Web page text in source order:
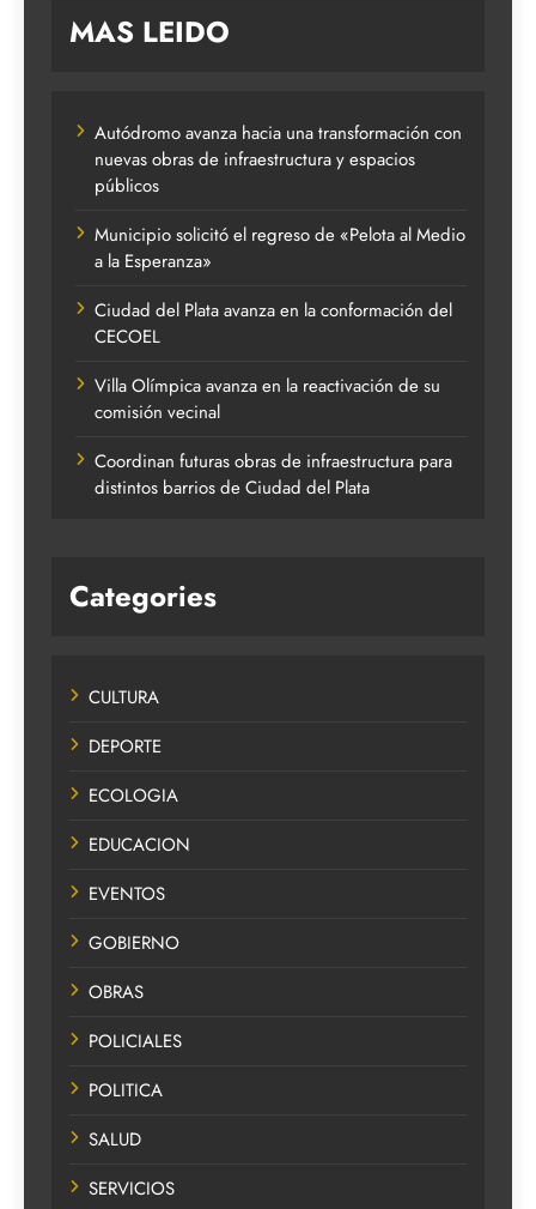
MAS LEIDO
Autódromo avanza hacia una transformación con
nuevas obras de infraestructura y espacios
públicos
Municipio solicitó el regreso de «Pelota al Medio
a la Esperanza»
Ciudad del Plata avanza en la conformación del
CECOEL
Villa Olímpica avanza en la reactivación de su
comisión vecinal
Coordinan futuras obras de infraestructura para
distintos barrios de Ciudad del Plata
Categories
CULTURA
DEPORTE
ECOLOGIA
EDUCACION
EVENTOS
GOBIERNO
OBRAS
POLICIALES
POLITICA
SALUD
SERVICIOS